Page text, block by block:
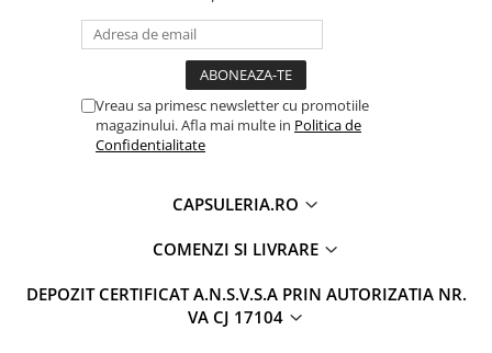
Vreau sa primesc newsletter cu promotiile
magazinului. Afla mai multe in Politica de
Confidentialitate
CAPSULERIA.RO
COMENZI SI LIVRARE
DEPOZIT CERTIFICAT A.N.S.V.S.A PRIN AUTORIZATIA NR.
VA CJ 17104